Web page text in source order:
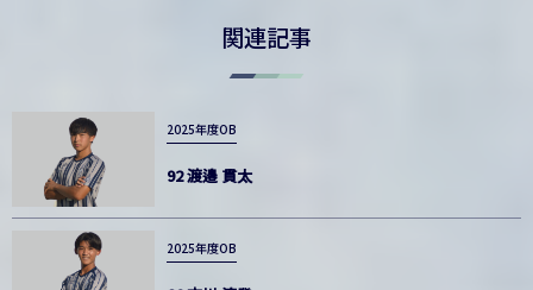
関連記事
2025年度OB
92 渡邉 貫太
2025年度OB